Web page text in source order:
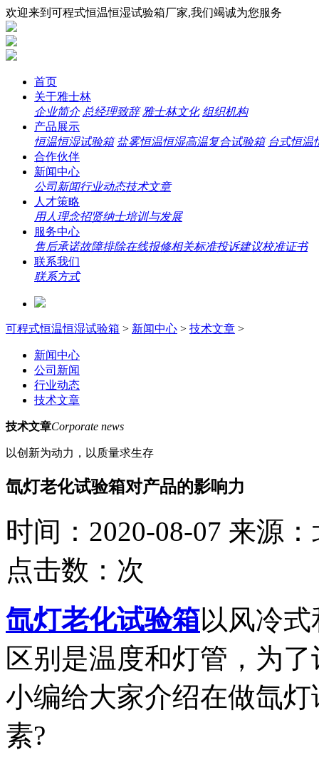
欢迎来到可程式恒温恒湿试验箱厂家,我们竭诚为您服务
首页
关于雅士林
企业简介 总经理致辞 雅士林文化 组织机构
产品展示
恒温恒湿试验箱 盐雾恒温恒湿高温复合试验箱 台式恒温
合作伙伴
新闻中心
公司新闻行业动态技术文章
人才策略
用人理念招贤纳士培训与发展
服务中心
售后承诺故障排除在线报修相关标准投诉建议校准证书
联系我们
联系方式
可程式恒温恒湿试验箱 > 新闻中心 > 技术文章 >
新闻中心
公司新闻
行业动态
技术文章
技术文章Corporate news
以创新为动力，以质量求生存
氙灯老化试验箱对产品的影响力
时间：2020-08-07 来源
点击数： 次
氙灯老化试验箱以风冷
区别是温度和灯管，为
小编给大家介绍在做氙
素?